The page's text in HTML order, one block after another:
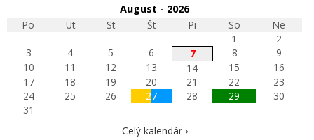
August - 2026
Po
Ut St Št Pi So
Ne
1
2
3
4 5 6 7 8
9
10
11 12 13 14 15
16
17
18 19 20 21 22
23
24
25 26 27 28 29
30
31
Celý kalendár ›